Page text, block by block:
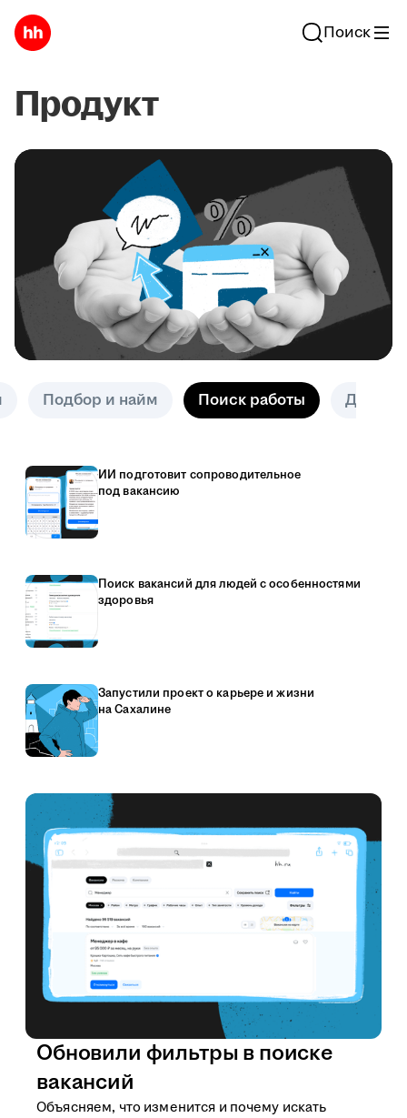
Поиск
Продукт
Подбор и найм Поиск работы Другое
ИИ подготовит сопроводительное
под вакансию
Поиск вакансий для людей с особенностями
здоровья
Запустили проект о карьере и жизни
на Сахалине
Обновили фильтры в поиске
вакансий
Объясняем, что изменится и почему искать